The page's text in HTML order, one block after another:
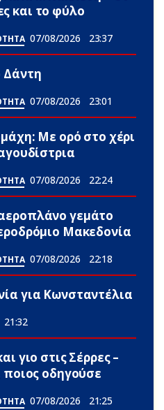
και το φύλο
07/08/2026 23:37
Δάντη
07/08/2026 23:01
Με ορό στο χέρι
07/08/2026 22:24
γεμάτο
Μακεδονία
07/08/2026 22:18
για Κωνσταντέλια
21:32
γιο στις Σέρρες –
ποιος οδηγούσε
07/08/2026 21:25